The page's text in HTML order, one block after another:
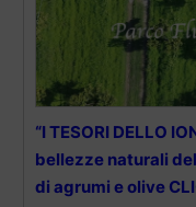
“I TESORI DELLO
bellezze naturali
di agrumi e olive